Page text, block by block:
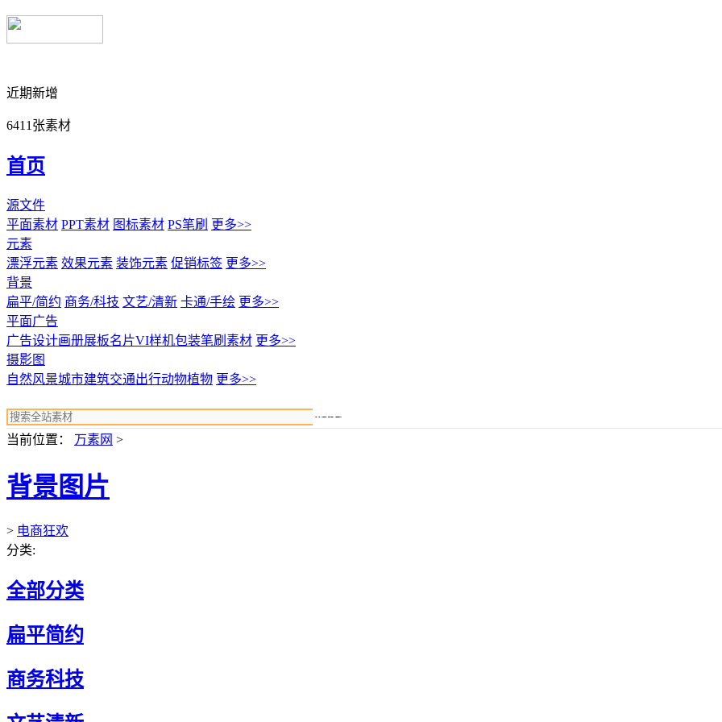
近期新增
6411张素材
首页
源文件
平面素材 PPT素材 图标素材 PS笔刷 更多>>
元素
漂浮元素 效果元素 装饰元素 促销标签 更多>>
背景
扁平/简约 商务/科技 文艺/清新 卡通/手绘 更多>>
平面广告
广告设计画册展板名片VI样机包装笔刷素材 更多>>
摄影图
自然风景城市建筑交通出行动物植物 更多>>
当前位置： 万素网 >
背景图片
> 电商狂欢
分类:
全部分类
扁平简约
商务科技